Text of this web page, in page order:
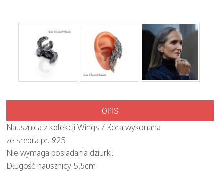
OPIS
Nausznica z kolekcji Wings / Kora wykonana
ze srebra pr. 925
Nie wymaga posiadania dziurki.
Długość nausznicy 5,5cm